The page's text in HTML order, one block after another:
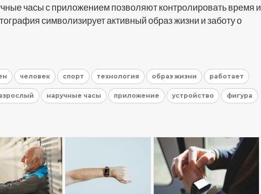
часы с приложением позволяют контролировать время и
символизирует активный образ жизни и заботу о
человек спорт технология образ жизни работает
наручные часы приложение устройство фигура